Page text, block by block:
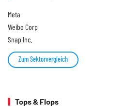
Meta
Weibo Corp
Snap Inc.
Zum Sektorvergleich
Tops & Flops